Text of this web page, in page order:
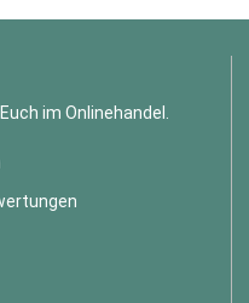
im Onlinehandel.